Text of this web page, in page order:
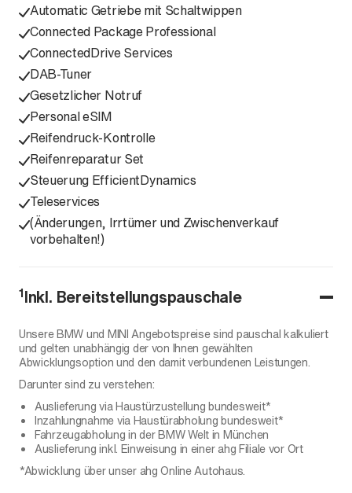
Automatic Getriebe mit Schaltwippen
Connected Package Professional
ConnectedDrive Services
DAB-Tuner
Gesetzlicher Notruf
Personal eSIM
Reifendruck-Kontrolle
Reifenreparatur Set
Steuerung EfficientDynamics
Teleservices
(Änderungen, Irrtümer und Zwischenverkauf
vorbehalten!)
1Inkl. Bereitstellungspauschale
Unsere BMW und MINI Angebotspreise sind pauschal kalkuliert
und gelten unabhängig der von Ihnen gewählten
Abwicklungsoption und den damit verbundenen Leistungen.
Darunter sind zu verstehen:
Auslieferung via Haustürzustellung bundesweit*
Inzahlungnahme via Haustürabholung bundesweit*
Fahrzeugabholung in der BMW Welt in München
Auslieferung inkl. Einweisung in einer ahg Filiale vor Ort
*Abwicklung über unser ahg Online Autohaus.